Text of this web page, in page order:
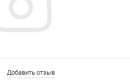
Добавить отзыв